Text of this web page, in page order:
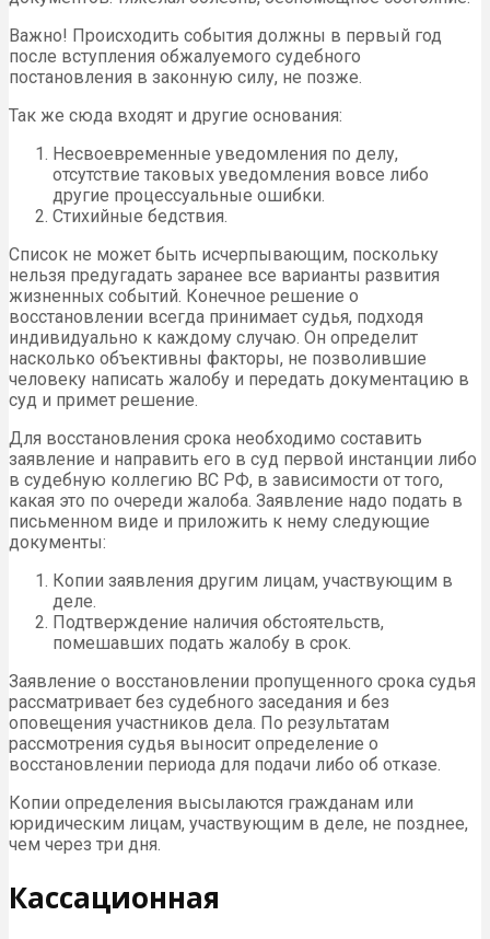
Важно! Происходить события должны в первый год
после вступления обжалуемого судебного
постановления в законную силу, не позже.
Так же сюда входят и другие основания:
Несвоевременные уведомления по делу,
отсутствие таковых уведомления вовсе либо
другие процессуальные ошибки.
Стихийные бедствия.
Список не может быть исчерпывающим, поскольку
нельзя предугадать заранее все варианты развития
жизненных событий. Конечное решение о
восстановлении всегда принимает судья, подходя
индивидуально к каждому случаю. Он определит
насколько объективны факторы, не позволившие
человеку написать жалобу и передать документацию в
суд и примет решение.
Для восстановления срока необходимо составить
заявление и направить его в суд первой инстанции либо
в судебную коллегию ВС РФ, в зависимости от того,
какая это по очереди жалоба. Заявление надо подать в
письменном виде и приложить к нему следующие
документы:
Копии заявления другим лицам, участвующим в
деле.
Подтверждение наличия обстоятельств,
помешавших подать жалобу в срок.
Заявление о восстановлении пропущенного срока судья
рассматривает без судебного заседания и без
оповещения участников дела. По результатам
рассмотрения судья выносит определение о
восстановлении периода для подачи либо об отказе.
Копии определения высылаются гражданам или
юридическим лицам, участвующим в деле, не позднее,
чем через три дня.
Кассационная